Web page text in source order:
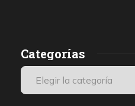
Categorías